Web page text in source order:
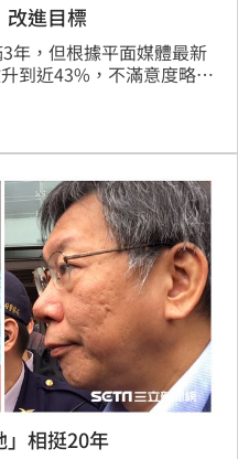
改進目標
年，但根據平面媒體最新
到近43%，不滿意度略高
柯文哲受訪坦言這就是要
」相挺20年